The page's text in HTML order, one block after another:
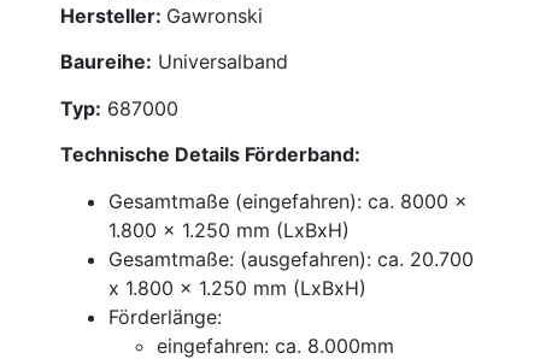
Hersteller: Gawronski
Baureihe: Universalband
Typ: 687000
Technische Details Förderband:
Gesamtmaße (eingefahren): ca. 8000 x
1.800 x 1.250 mm (LxBxH)
Gesamtmaße: (ausgefahren): ca. 20.700
x 1.800 x 1.250 mm (LxBxH)
Förderlänge:
eingefahren: ca. 8.000mm